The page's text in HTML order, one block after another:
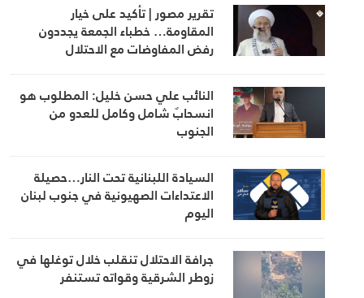
تقرير مصور | تأكيد على خيار
المقاومة… خطباء الجمعة يجددون
رفض المفاوضات مع الاحتلال
النائب علي حسن خليل: المطلوب هو
انسحابٌ شامل وكامل للعدو من
الجنوب
السيادة اللبنانية تحت النار…حصيلة
الاعتداءات الصهيونية في جنوب لبنان
اليوم
جرافة الاحتلال تنقلب خلال توغلها في
زوطر الشرقية وقواته تستنفر